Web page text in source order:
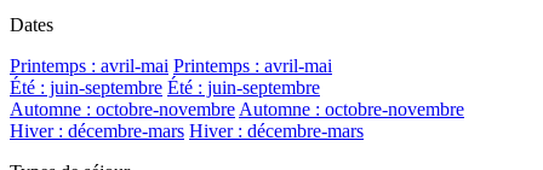
Dates
Printemps : avril-mai Printemps : avril-mai
Été : juin-septembre Été : juin-septembre
Automne : octobre-novembreAutomne : octobre-novembre
Hiver : décembre-mars Hiver : décembre-mars